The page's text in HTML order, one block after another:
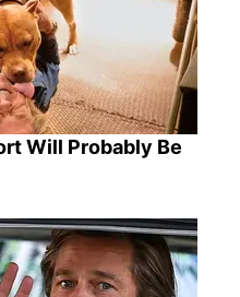
Will Probably Be